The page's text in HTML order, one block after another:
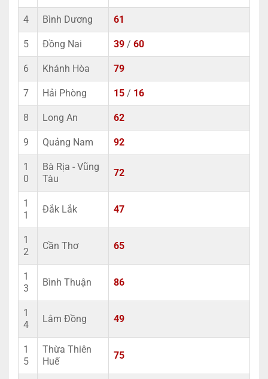
4 Bình Dương 61
5 Đồng Nai 39 / 60
6 Khánh Hòa 79
7 Hải Phòng 15 / 16
8 Long An 62
9 Quảng Nam 92
1
0
Bà Rịa - Vũng
Tàu
72
1
1
Đắk Lắk 47
1
2
Cần Thơ 65
1
3
Bình Thuận 86
1
4
Lâm Đồng 49
1
5
Thừa Thiên
Huế
75